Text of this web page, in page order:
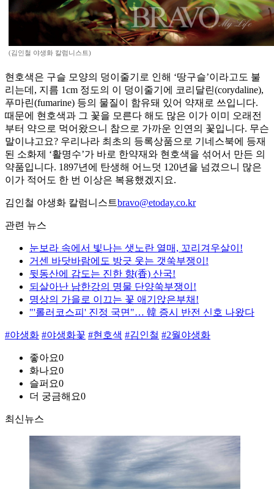
(김인철 야생화 칼럼니스트)
현호색은 구슬 모양의 덩이줄기로 인해 ‘땅구슬’이라고도 불
리는데, 지름 1cm 정도의 이 덩이줄기에 코리달린(corydaline),
푸마린(fumarine) 등의 물질이 함유돼 있어 약재로 쓰입니다.
때문에 현호색과 그 꽃을 모른다 해도 많은 이가 이미 오래전
부터 약으로 먹어왔으니 참으로 가까운 인연의 꽃입니다. 무슨
말이냐고요? 우리나라 최초의 등록상품으로 기네스북에 등재
된 소화제 ‘활명수’가 바로 한약재와 현호색을 섞어서 만든 의
약품입니다. 1897년에 탄생해 어느덧 120년을 넘겼으니 많은
이가 적어도 한 번 이상은 복용했겠지요.
김인철 야생화 칼럼니스트bravo@etoday.co.kr
관련 뉴스
눈보라 속에서 빛나는 샛노란 열매, 꼬리겨우살이!
거센 바닷바람에도 방긋 웃는 갯쑥부쟁이!
뒷동산에 감도는 진한 향(香) 산국!
되살아난 남한강의 명물 단양쑥부쟁이!
명상의 가을로 이끄는 꽃 애기앉은부채!
"'롤러코스피' 진정 국면"… 韓 증시 반전 신호 나왔다
#야생화 #야생화꽃 #현호색 #김인철 #2월야생화
좋아요0
화나요0
슬퍼요0
더 궁금해요0
최신뉴스